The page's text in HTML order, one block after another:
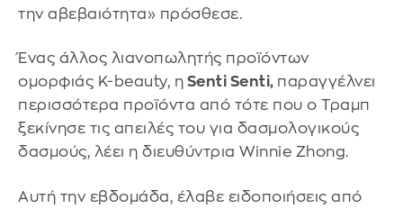
την αβεβαιότητα» πρόσθεσε.
Ένας άλλος λιανοπωλητής προϊόντων
ομορφιάς K-beauty, η Senti Senti, παραγγέλνει
περισσότερα προϊόντα από τότε που ο Τραμπ
ξεκίνησε τις απειλές του για δασμολογικούς
δασμούς, λέει η διευθύντρια Winnie Zhong.
Αυτή την εβδομάδα, έλαβε ειδοποιήσεις από